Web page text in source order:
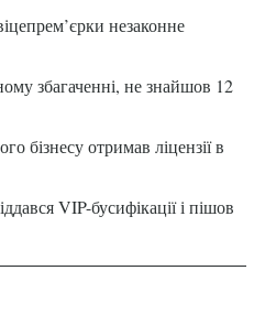
незаконне
збагаченні, не знайшов 12
бізнесу отримав ліцензії в
VIP-бусифікації і пішов